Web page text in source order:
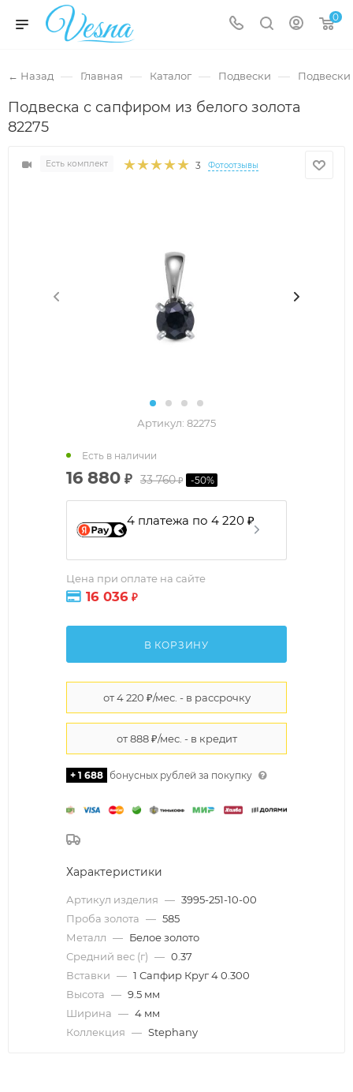
0
← Назад — Главная — Каталог — Подвески — Подвески
Подвеска с сапфиром из белого золота
82275
Есть комплект 3 Фотоотзывы
Артикул: 82275
16 880 ₽ 33 760₽ -50%
4 платежа по 4 220 ₽
Цена при оплате на сайте
16 036 ₽
Есть в наличии
В КОРЗИНУ
+ 1 688 бонусных рублей за покупку
Характеристики
Артикул изделия — 3995-251-10-00
Проба золота — 585
Металл — Белое золото
Средний вес (г) — 0.37
Вставки — 1 Сапфир Круг 4 0.300
Высота — 9.5 мм
Ширина — 4 мм
Коллекция — Stephany